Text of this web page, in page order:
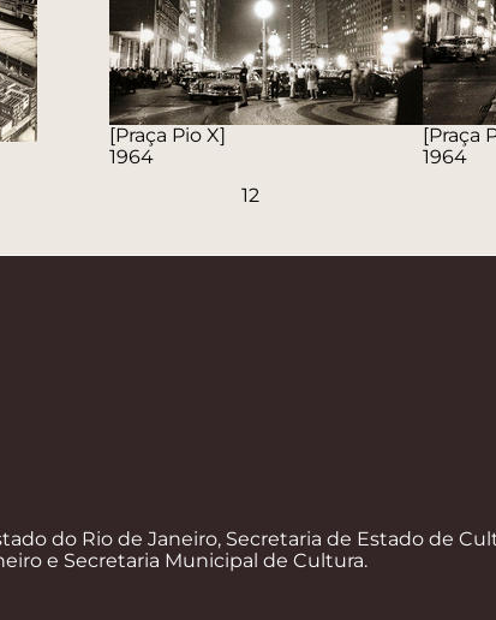
[Praça Pio X]
1964
[Praça
1964
12
do Rio de Janeiro, Secretaria de Estado de
e Secretaria Municipal de Cultura.